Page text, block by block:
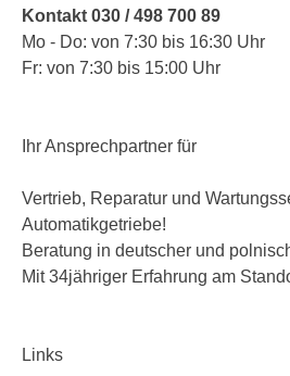
Kontakt 030 / 498 700 89
Mo - Do: von 7:30 bis 16:30 Uhr
Fr: von 7:30 bis 15:00 Uhr
Ihr Ansprechpartner für
Vertrieb, Reparatur und
Automatikgetriebe!
Beratung in deutscher und
Mit 34jähriger Erfahrung am
Links